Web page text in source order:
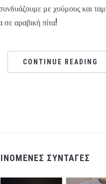
με χούμους και
σε αραβική πίτα!
CONTINUE READING
ΣΥΝΤΑΓΕΣ